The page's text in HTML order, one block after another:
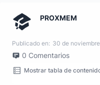
PROXMEM
Publicado en: 30 de
0 Comentarios
Mostrar tabla de